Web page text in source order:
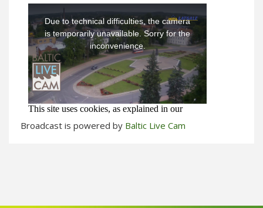
Broadcast is powered by Baltic Live Cam